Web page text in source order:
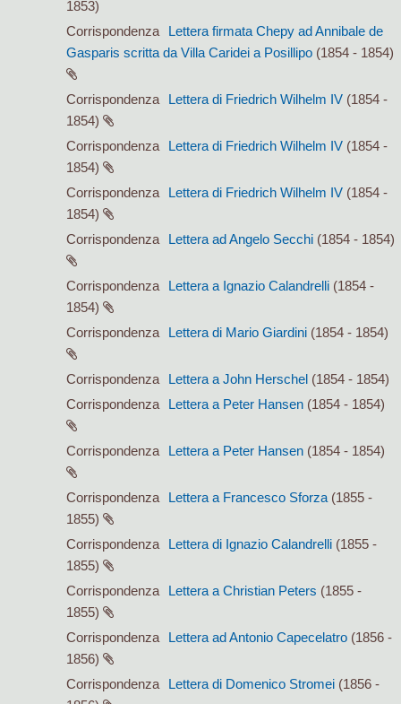
1853)
Corrispondenza
Lettera firmata Chepy ad Annibale de
Gasparis scritta da Villa Caridei a Posillipo (1854 - 1854)
Corrispondenza Lettera di Friedrich Wilhelm IV (1854 -
1854)
Corrispondenza
Lettera di Friedrich Wilhelm IV (1854 -
1854)
Corrispondenza
Lettera di Friedrich Wilhelm IV (1854 -
1854)
Corrispondenza
Lettera ad Angelo Secchi (1854 - 1854)
Corrispondenza Lettera a Ignazio Calandrelli (1854 -
1854)
Corrispondenza
Lettera di Mario Giardini (1854 - 1854)
Corrispondenza Lettera a John Herschel (1854 - 1854)
Corrispondenza
Lettera a Peter Hansen (1854 - 1854)
Corrispondenza Lettera a Peter Hansen (1854 - 1854)
Corrispondenza Lettera a Francesco Sforza (1855 -
1855)
Corrispondenza
Lettera di Ignazio Calandrelli (1855 -
1855)
Corrispondenza
Lettera a Christian Peters (1855 -
1855)
Corrispondenza
Lettera ad Antonio Capecelatro (1856 -
1856)
Corrispondenza
Lettera di Domenico Stromei (1856 -